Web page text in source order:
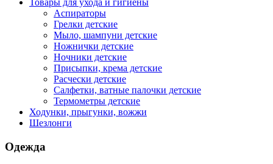
Товары для ухода и гигиены
Аспираторы
Грелки детские
Мыло, шампуни детские
Ножнички детские
Ночники детские
Присыпки, крема детские
Расчески детские
Салфетки, ватные палочки детские
Термометры детские
Ходунки, прыгунки, вожжи
Шезлонги
Одежда